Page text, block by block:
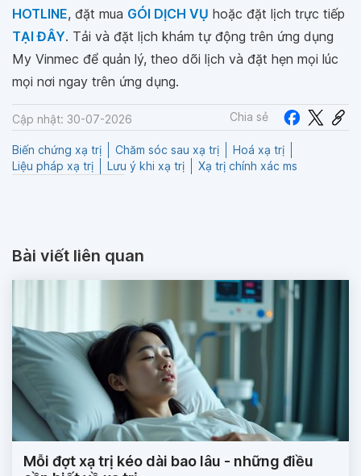
HOTLINE, đặt mua GÓI DỊCH VỤ hoặc đặt lịch trực tiếp
TẠI ĐÂY. Tải và đặt lịch khám tự động trên ứng dụng
My Vinmec để quản lý, theo dõi lịch và đặt hẹn mọi lúc
mọi nơi ngay trên ứng dụng.
Cập nhật: 30-07-2026 Chia sẻ
Biến chứng xạ trị Chăm sóc sau xạ trị
Hoá xạ trị
Liệu pháp xạ trị
Lưu ý khi xạ trị Xạ trị chính xác ms
Bài viết liên quan
Mỗi đợt xạ trị kéo dài bao lâu - những điều